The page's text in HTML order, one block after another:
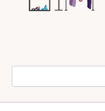
Поиск: